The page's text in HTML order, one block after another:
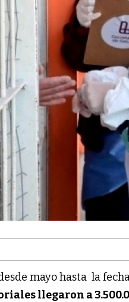
mayo hasta la
llegaron a